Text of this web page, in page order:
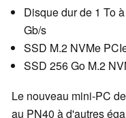
Disque dur de 1 To
Gb/s
SSD M.2 NVMe
SSD 256 Go M.2
Le nouveau mini-PC
au PN40 à d'autres